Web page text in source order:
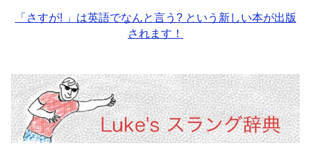
「さすが! 」は英語でなんと言う? という新しい本が出版
されます！